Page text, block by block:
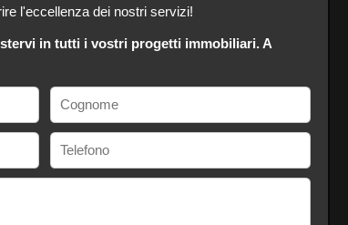
l'eccellenza dei nostri servizi!
in tutti i vostri progetti immobiliari. A